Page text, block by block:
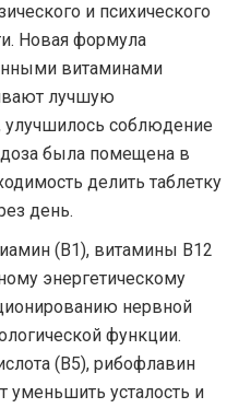
и психического
Новая формула
витаминами
лучшую
улучшилось соблюдение
была помещена в
делить таблетку
день.
(B1), витамины B12
энергетическому
нервной
функции.
(B5), рибофлавин
уменьшить усталость и